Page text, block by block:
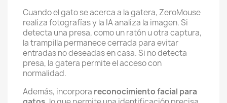
Cuando el gato se acerca a la gatera, ZeroMouse
realiza fotografías y la IA analiza la imagen. Si
detecta una presa, como un ratón u otra captura,
la trampilla permanece cerrada para evitar
entradas no deseadas en casa. Si no detecta
presa, la gatera permite el acceso con
normalidad.
Además, incorpora reconocimiento facial para